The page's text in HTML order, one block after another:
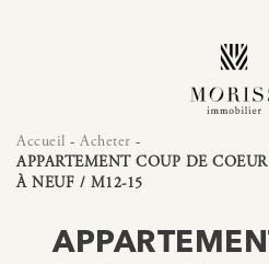
Accueil - Acheter -
APPARTEMENT COUP DE
À NEUF / M12-15